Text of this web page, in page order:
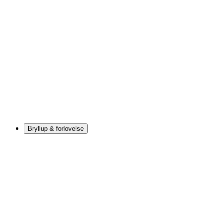
Bryllup & forlovelse